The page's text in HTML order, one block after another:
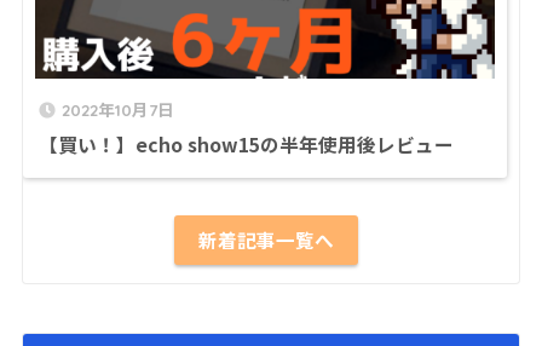
2022年10月7日
【買い！】echo show15の半年使用後レビュー
新着記事一覧へ